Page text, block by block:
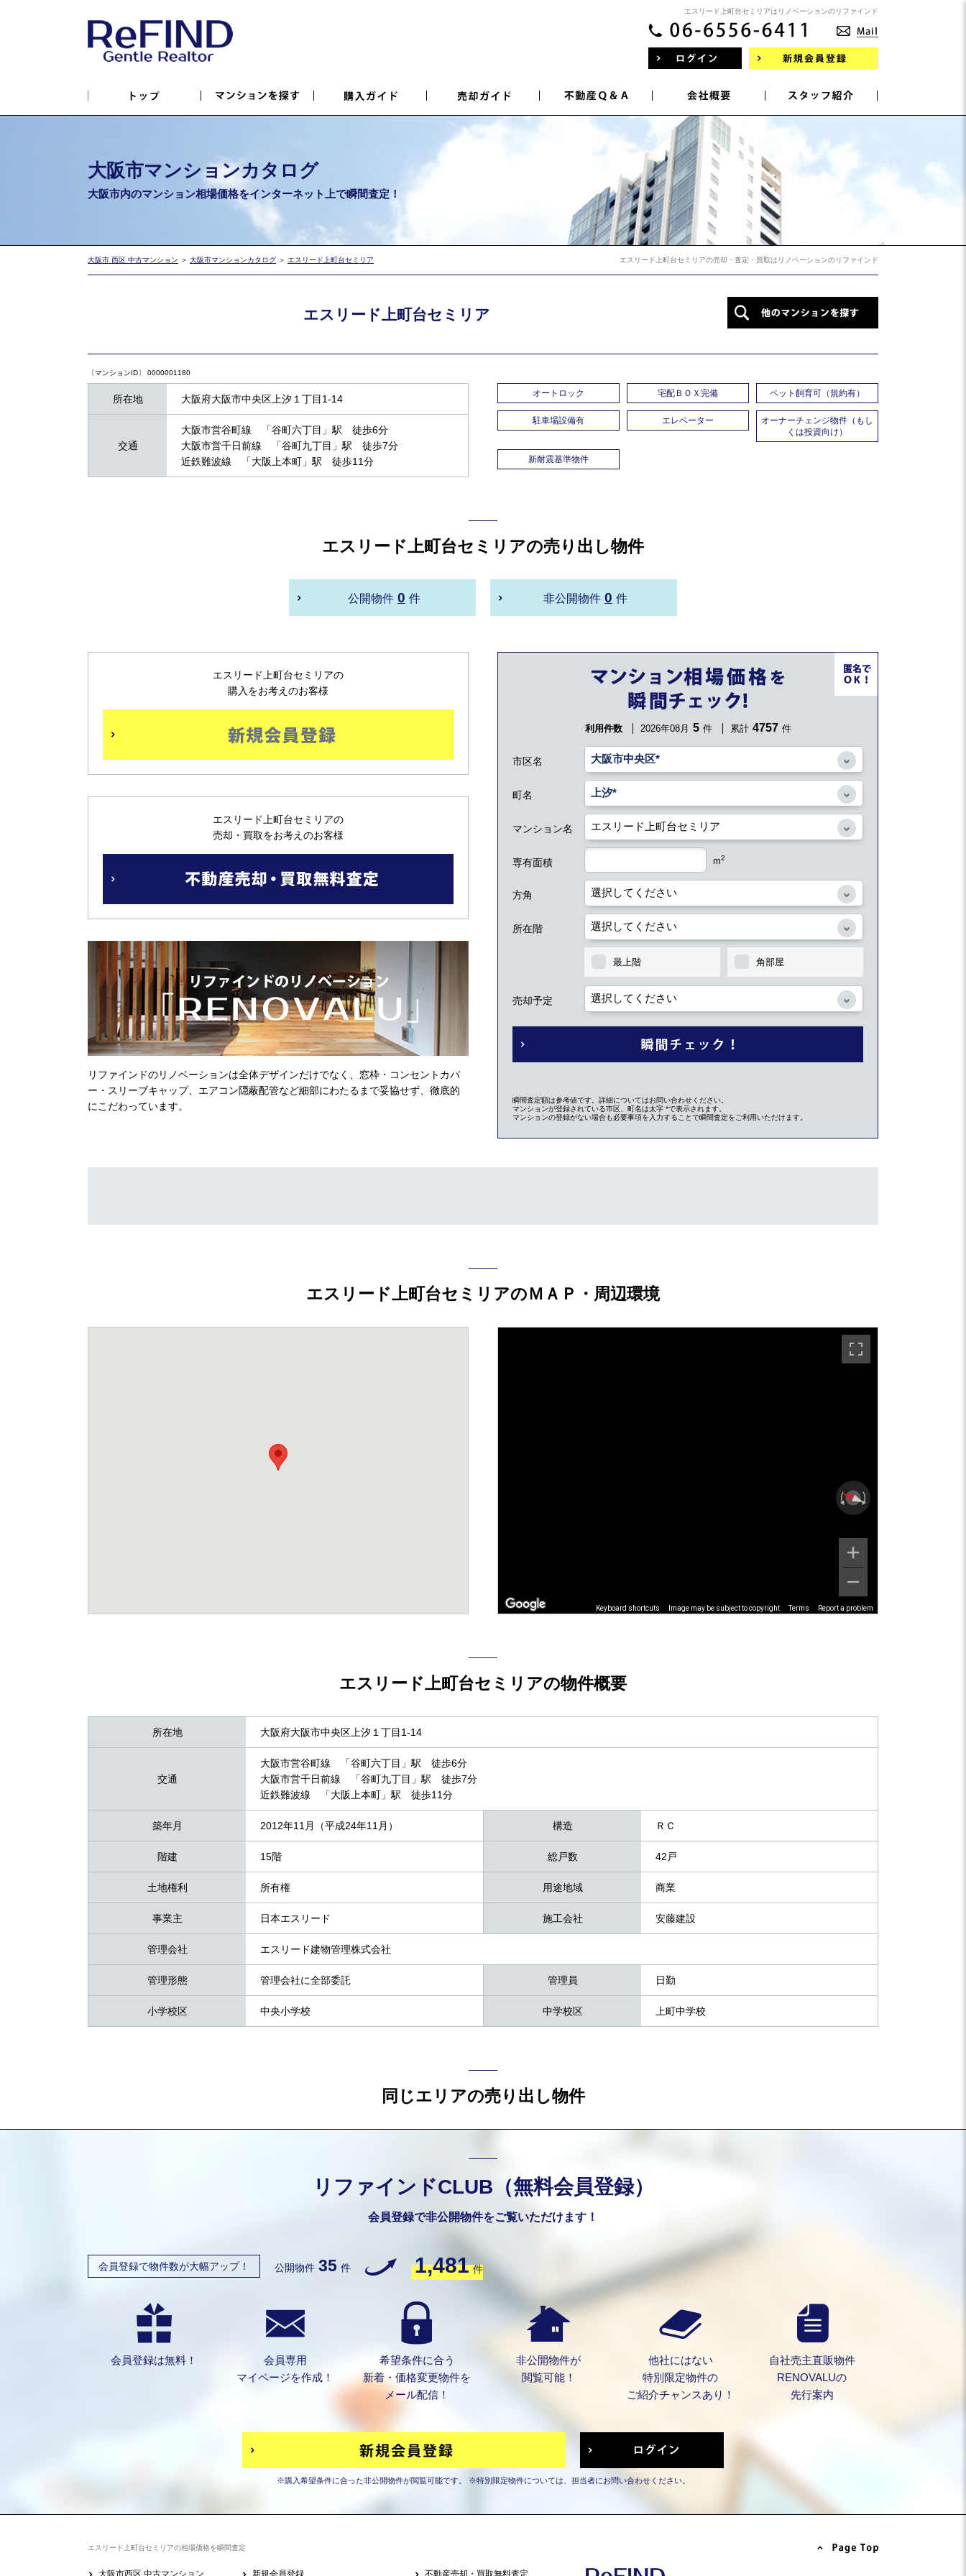
エスリード上町台セミリアはリノベーションのリファインド
大阪市マンションカタログ
大阪市内のマンション相場価格をインターネット上で瞬間査定！
大阪市 西区 中古マンション ＞ 大阪市マンションカタログ ＞ エスリード上町台セミリア エスリード上町台セミリアの売却・査定・買取はリノベーションのリファインド
エスリード上町台セミリア
〔マンションID〕 0000001180
所在地 大阪府大阪市中央区上汐１丁目1-14
交通
大阪市営谷町線 「谷町六丁目」駅 徒歩6分
大阪市営千日前線 「谷町九丁目」駅 徒歩7分
近鉄難波線 「大阪上本町」駅 徒歩11分
オートロック 宅配ＢＯＸ完備 ペット飼育可（規約有）
駐車場設備有 エレベーター
オーナーチェンジ物件（もし
くは投資向け）
新耐震基準物件
エスリード上町台セミリアの売り出し物件
公開物件 0 件 非公開物件 0 件
利用件数 2026年08月 5 件 累計 4757 件
市区名
町名
マンション名
専有面積 m2
方角
所在階
最上階 角部屋
売却予定
瞬間査定額は参考値です。詳細についてはお問い合わせください。
マンションが登録されている市区、町名は太字 *で表示されます。
マンションの登録がない場合も必要事項を入力することで瞬間査定をご利用いただけます。
エスリード上町台セミリアの
購入をお考えのお客様
エスリード上町台セミリアの
売却・買取をお考えのお客様
リファインドのリノベーションは全体デザインだけでなく、窓枠・コンセントカバ
ー・スリーブキャップ、エアコン隠蔽配管など細部にわたるまで妥協せず、徹底的
にこだわっています。
エスリード上町台セミリアのＭＡＰ・周辺環境
Keyboard shortcuts Image may be subject to copyright Terms Report a problem
エスリード上町台セミリアの物件概要
所在地 大阪府大阪市中央区上汐１丁目1-14
交通
大阪市営谷町線 「谷町六丁目」駅 徒歩6分
大阪市営千日前線 「谷町九丁目」駅 徒歩7分
近鉄難波線 「大阪上本町」駅 徒歩11分
築年月 2012年11月（平成24年11月） 構造 ＲＣ
階建 15階 総戸数 42戸
土地権利 所有権 用途地域 商業
事業主 日本エスリード 施工会社 安藤建設
管理会社 エスリード建物管理株式会社
管理形態 管理会社に全部委託 管理員 日勤
小学校区 中央小学校 中学校区 上町中学校
同じエリアの売り出し物件
リファインドCLUB（無料会員登録）
会員登録で非公開物件をご覧いただけます！
会員登録で物件数が大幅アップ！ 公開物件 35 件 1,481 件
会員登録は無料！
会員専用
マイページを作成！
希望条件に合う
新着・価格変更物件を
メール配信！
非公開物件が
閲覧可能！
他社にはない
特別限定物件の
ご紹介チャンスあり！
自社売主直販物件
RENOVALUの
先行案内
※購入希望条件に合った非公開物件が閲覧可能です。 ※特別限定物件については、担当者にお問い合わせください。
エスリード上町台セミリアの相場価格を瞬間査定
大阪市西区 中古マンション 新規会員登録 不動産売却・買取無料査定